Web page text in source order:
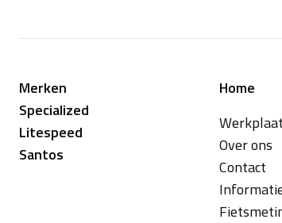
Merken
Specialized
Litespeed
Santos
Home
Over ons
Contact